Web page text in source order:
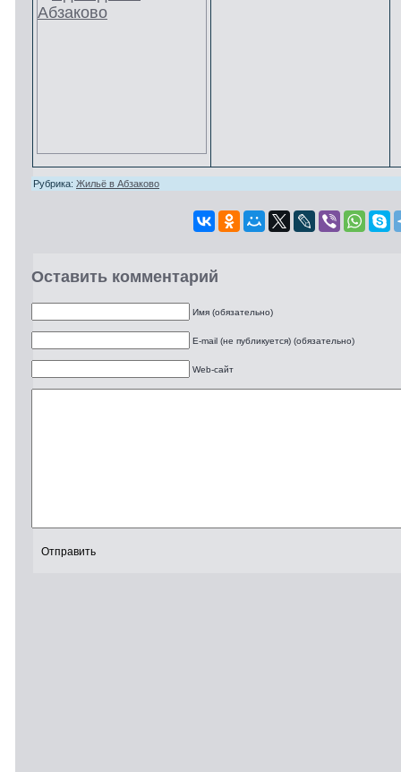
Рубрика: Жильё в Абзаково
Оставить комментарий
Имя (обязательно)
E-mail (не публикуется) (обязательно)
Web-сайт